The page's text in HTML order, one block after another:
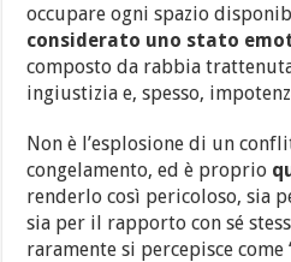
occupare ogni spazio
considerato uno stato
composto da rabbia
ingiustizia e, spesso,
Non è l’esplosione di un
congelamento, ed è proprio
renderlo così pericoloso, sia
sia per il rapporto con sé
raramente si percepisce come